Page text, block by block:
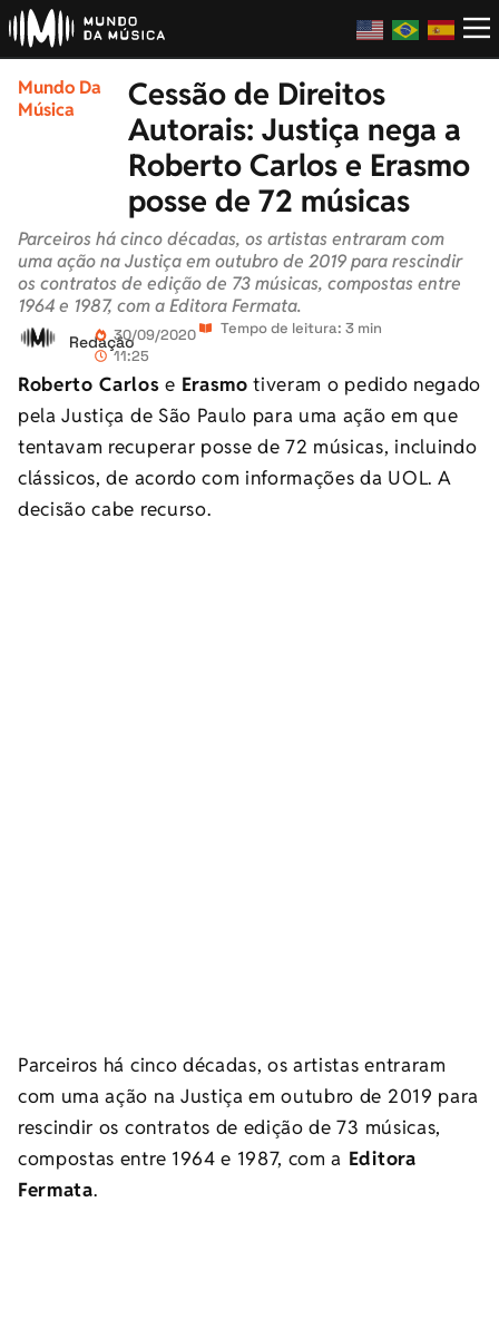
Mundo Da
Música
Cessão de Direitos
Autorais: Justiça nega a
Roberto Carlos e Erasmo
posse de 72 músicas
Parceiros há cinco décadas, os artistas entraram com
uma ação na Justiça em outubro de 2019 para rescindir
os contratos de edição de 73 músicas, compostas entre
1964 e 1987, com a Editora Fermata.
Redação30/09/2020
11:25
Tempo de leitura: 3 min
Roberto Carlos e Erasmo tiveram o pedido negado
pela Justiça de São Paulo para uma ação em que
tentavam recuperar posse de 72 músicas, incluindo
clássicos, de acordo com informações da UOL. A
decisão cabe recurso.
Parceiros há cinco décadas, os artistas entraram
com uma ação na Justiça em outubro de 2019 para
rescindir os contratos de edição de 73 músicas,
compostas entre 1964 e 1987, com a Editora
Fermata.